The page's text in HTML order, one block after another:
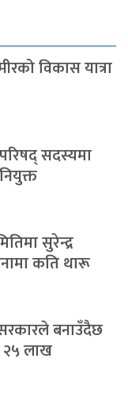
विकास यात्रा
परिषद् सदस्यमा
सुरेन्द्र
कति थारू
बनाउँदैछ
लाख